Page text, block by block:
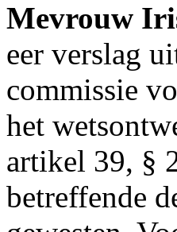
Mevrouw
eer verslag
commissie
het
artikel 39, §
betreffende